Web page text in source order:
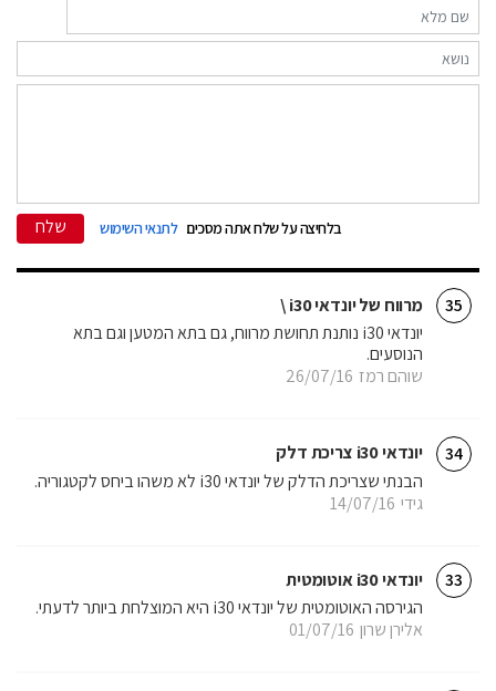
בלחיצה על שלח אתה מסכים לתנאי השימוש שלח
35 מרווח של יונדאי i30 \
שוהם רמז 26/07/16
יונדאי i30 נותנת תחושת מרווח, גם בתא המטען וגם בתא
הנוסעים.
34 יונדאי i30 צריכת דלק
גידי 14/07/16
הבנתי שצריכת הדלק של יונדאי i30 לא משהו ביחס לקטגוריה.
33 יונדאי i30 אוטומטית
אלירן שרון 01/07/16
הגירסה האוטומטית של יונדאי i30 היא המוצלחת ביותר לדעתי.